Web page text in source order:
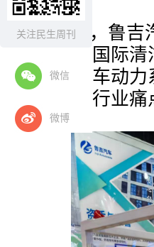
关注民生周刊
微信
微博
3月25日，鲁吉
十六届中国国际
针对中重卡车动
储运不便等行业